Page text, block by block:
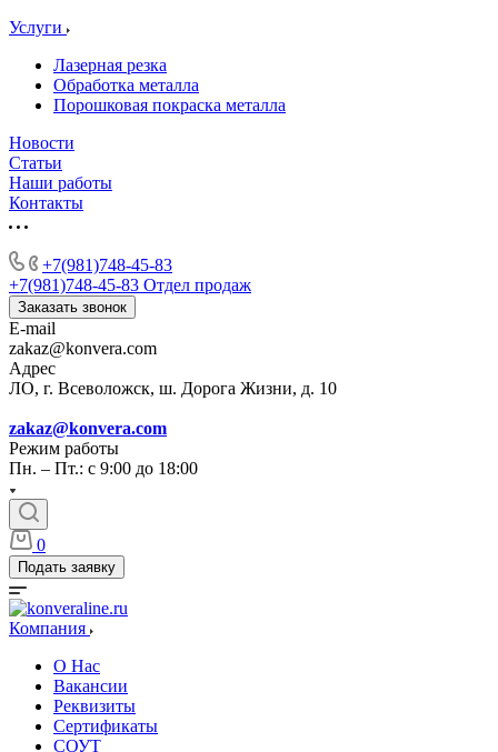
Услуги
Лазерная резка
Обработка металла
Порошковая покраска металла
Новости
Статьи
Наши работы
Контакты
+7(981)748-45-83
+7(981)748-45-83 Отдел продаж
Заказать звонок
E-mail
zakaz@konvera.com
Адрес
ЛО, г. Всеволожск, ш. Дорога Жизни, д. 10
zakaz@konvera.com
Режим работы
Пн. – Пт.: с 9:00 до 18:00
0
Подать заявку
Компания
О Нас
Вакансии
Реквизиты
Сертификаты
СОУТ